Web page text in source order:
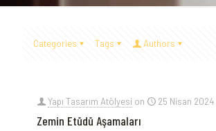
Categories Tags Authors
Yapı Tasarım Atölyesi on 25 Nisan 2024
Zemin Etüdü Aşamaları